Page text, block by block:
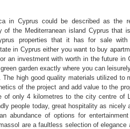
in Cyprus could be described as the
of the Mediterranean island Cyprus that
properties that it has for sale
in Cyprus either you want to buy
an investment with worth in the future in
garden exactly where you can
high good quality materials utilized to
of the project and add value to the
of only 4 kilometres to the city centre of
people today, great hospitality as nicely
abundance of options for
are a faultless selection of elegance